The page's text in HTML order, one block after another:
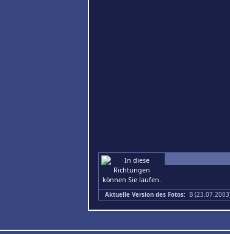
Aktuelle Version des Fotos:
B